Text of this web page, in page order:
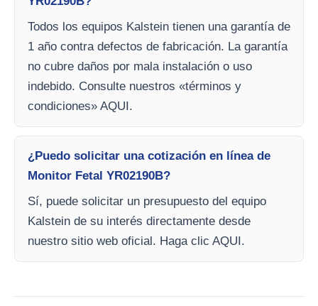
Todos los equipos Kalstein tienen una garantía de
1 año contra defectos de fabricación. La garantía
no cubre daños por mala instalación o uso
indebido. Consulte nuestros «términos y
condiciones» AQUI.
¿Puedo solicitar una cotización en línea de
Monitor Fetal YR02190B?
Sí, puede solicitar un presupuesto del equipo
Kalstein de su interés directamente desde
nuestro sitio web oficial. Haga clic AQUI.